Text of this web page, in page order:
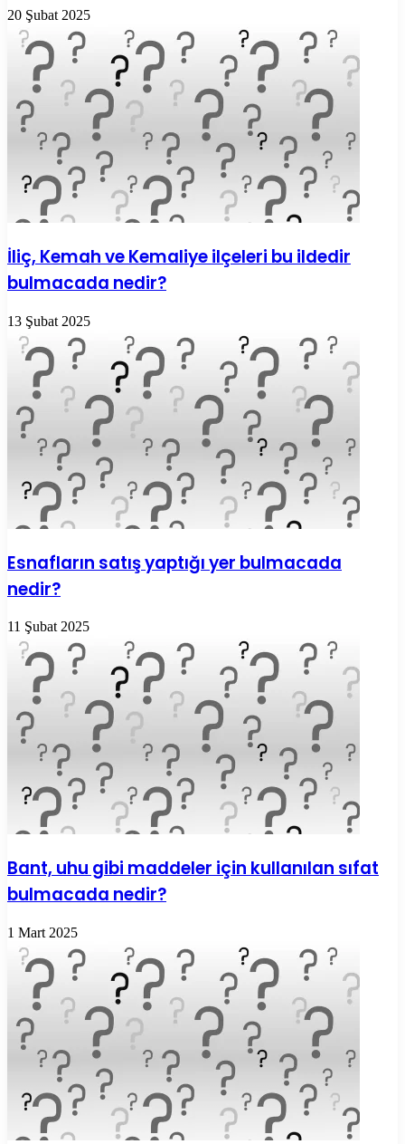
20 Şubat 2025
İliç, Kemah ve Kemaliye ilçeleri bu ildedir
bulmacada nedir?
13 Şubat 2025
Esnafların satış yaptığı yer bulmacada
nedir?
11 Şubat 2025
Bant, uhu gibi maddeler için kullanılan sıfat
bulmacada nedir?
1 Mart 2025